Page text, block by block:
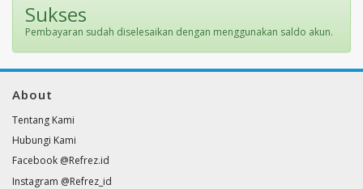
Sukses
Pembayaran sudah diselesaikan dengan menggunakan saldo akun.
About
Tentang Kami
Hubungi Kami
Facebook @Refrez.id
Instagram @Refrez_id